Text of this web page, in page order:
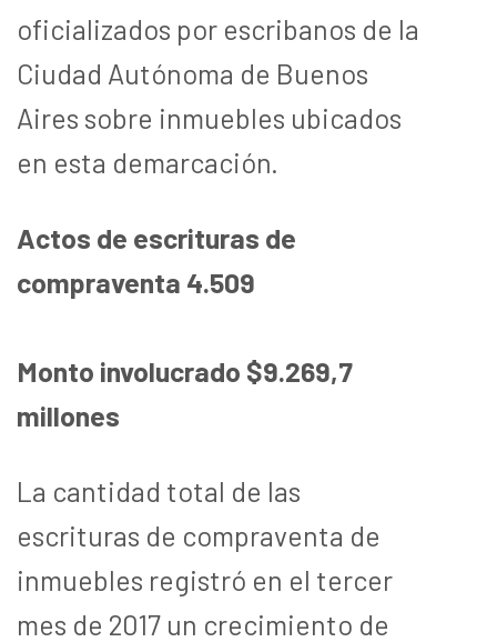
oficializados por escribanos de la
Ciudad Autónoma de Buenos
Aires sobre inmuebles ubicados
en esta demarcación.
Actos de escrituras de
compraventa 4.509
Monto involucrado $9.269,7
millones
La cantidad total de las
escrituras de compraventa de
inmuebles registró en el tercer
mes de 2017 un crecimiento de